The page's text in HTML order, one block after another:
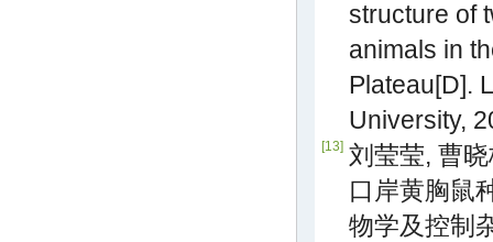
structure of
animals in
Plateau[D].
University,
[13] 刘莹莹, 曹
口岸黄胸鼠
物学及控制